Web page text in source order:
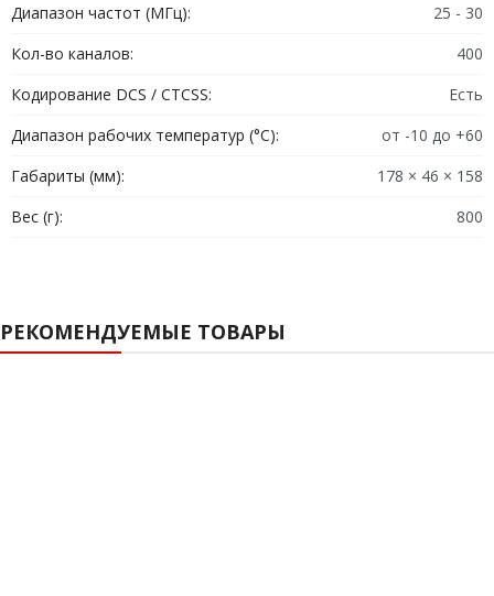
Диапазон частот (МГц):
25 - 30
Кол-во каналов:
400
Кодирование DCS / CTCSS:
Есть
Диапазон рабочих температур (°C):
от -10 до +60
Габариты (мм):
178 × 46 × 158
Вес (г):
800
РЕКОМЕНДУЕМЫЕ ТОВАРЫ